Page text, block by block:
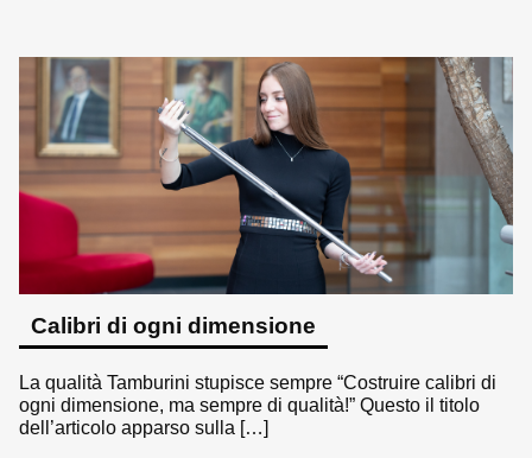
Calibri di ogni dimensione
La qualità Tamburini stupisce sempre “Costruire calibri di
ogni dimensione, ma sempre di qualità!” Questo il titolo
dell’articolo apparso sulla […]